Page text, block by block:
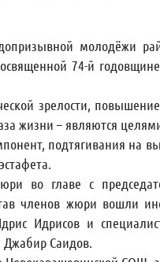
молодёжи
74-й
зрелости,
жизни – являются
подтягивания на
во главе с
членов жюри вошли
Идрисов и
Джабир Саидов.